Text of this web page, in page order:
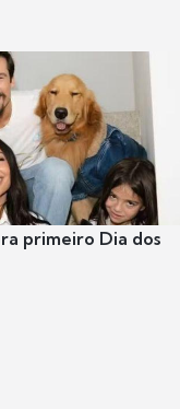
primeiro Dia dos